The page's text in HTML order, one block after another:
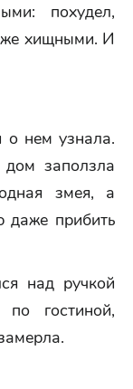
похудел,
же хищными. И
о нем узнала.
заползла
змея, а
даже прибить
над ручкой
гостиной,